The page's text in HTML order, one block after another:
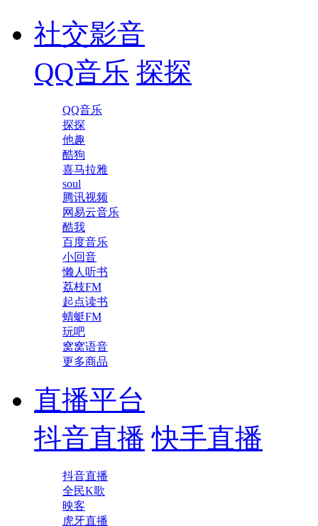
社交影音
QQ音乐 探探
QQ音乐
探探
他趣
酷狗
喜马拉雅
soul
腾讯视频
网易云音乐
酷我
百度音乐
小回音
懒人听书
荔枝FM
起点读书
蜻蜓FM
玩吧
窝窝语音
更多商品
直播平台
抖音直播 快手直播
抖音直播
全民K歌
映客
虎牙直播